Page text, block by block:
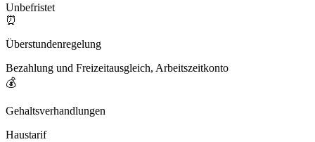
Unbefristet
⏰
Überstundenregelung
Bezahlung und Freizeitausgleich, Arbeitszeitkonto
💰
Gehaltsverhandlungen
Haustarif